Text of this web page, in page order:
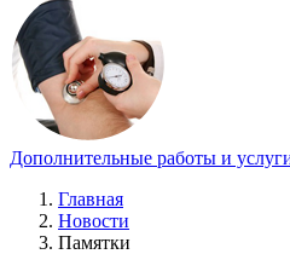
Дополнительные работы и
Главная
Новости
Памятки